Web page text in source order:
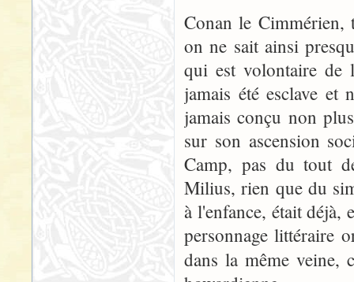
Conan le
on ne sait ainsi
qui est volontaire de
jamais été esclave et
jamais conçu non
sur son ascension
Camp, pas du tout
Milius, rien que du
à l'enfance, était déjà,
personnage littéraire
dans la même veine,